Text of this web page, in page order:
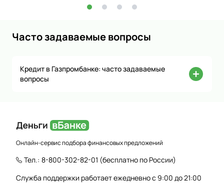
Часто задаваемые вопросы
Кредит в Газпромбанке: часто задаваемые
вопросы
Онлайн-сервис подбора финансовых предложений
Тел.: 8-800-302-82-01 (бесплатно по России)
Служба поддержки работает ежедневно с 9:00 до 21:00